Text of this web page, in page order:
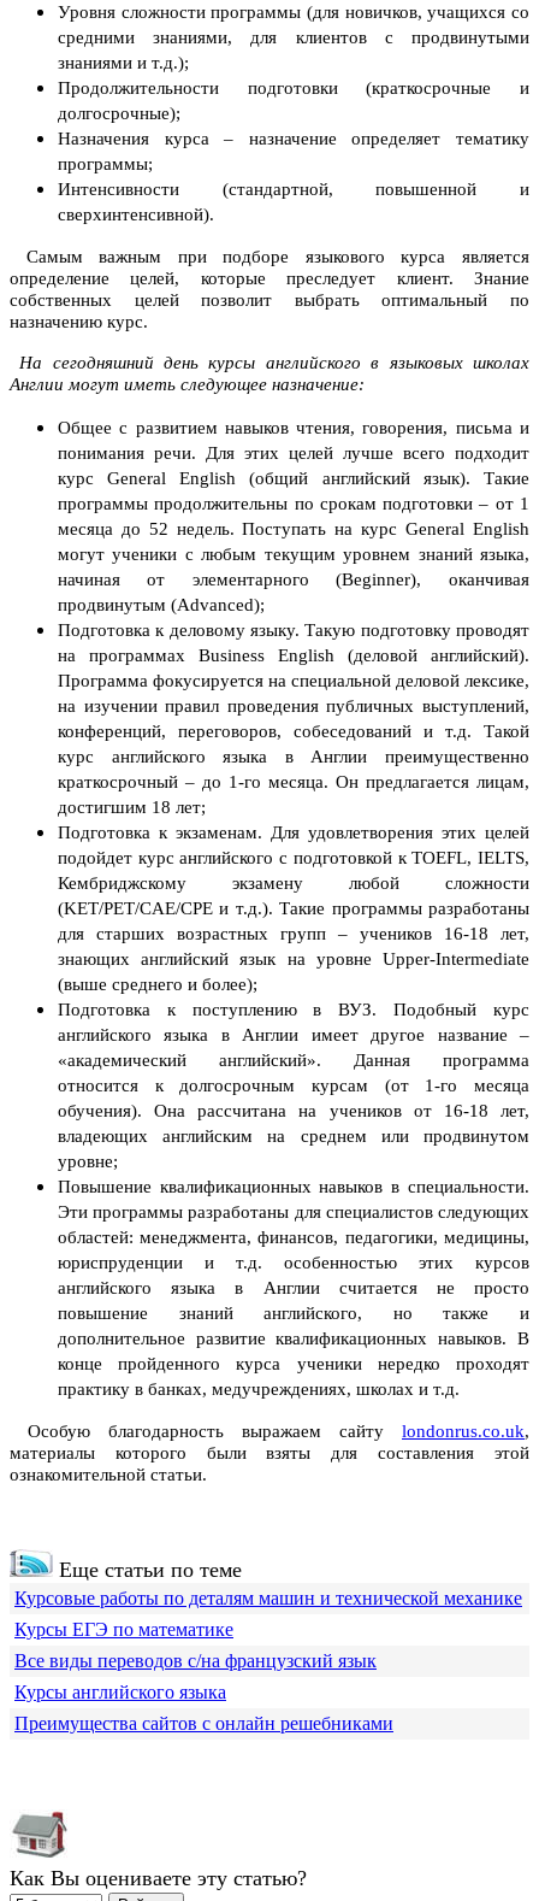
Уровня сложности программы (для новичков, учащихся со
средними знаниями, для клиентов с продвинутыми
знаниями и т.д.);
Продолжительности подготовки (краткосрочные и
долгосрочные);
Назначения курса – назначение определяет тематику
программы;
Интенсивности (стандартной, повышенной и
сверхинтенсивной).
Самым важным при подборе языкового курса является
определение целей, которые преследует клиент. Знание
собственных целей позволит выбрать оптимальный по
назначению курс.
На сегодняшний день курсы английского в языковых школах
Англии могут иметь следующее назначение:
Общее с развитием навыков чтения, говорения, письма и
понимания речи. Для этих целей лучше всего подходит
курс General English (общий английский язык). Такие
программы продолжительны по срокам подготовки – от 1
месяца до 52 недель. Поступать на курс General English
могут ученики с любым текущим уровнем знаний языка,
начиная от элементарного (Beginner), оканчивая
продвинутым (Advanced);
Подготовка к деловому языку. Такую подготовку проводят
на программах Business English (деловой английский).
Программа фокусируется на специальной деловой лексике,
на изучении правил проведения публичных выступлений,
конференций, переговоров, собеседований и т.д. Такой
курс английского языка в Англии преимущественно
краткосрочный – до 1-го месяца. Он предлагается лицам,
достигшим 18 лет;
Подготовка к экзаменам. Для удовлетворения этих целей
подойдет курс английского с подготовкой к TOEFL, IELTS,
Кембриджскому экзамену любой сложности
(KET/PET/CAE/CPE и т.д.). Такие программы разработаны
для старших возрастных групп – учеников 16-18 лет,
знающих английский язык на уровне Upper-Intermediate
(выше среднего и более);
Подготовка к поступлению в ВУЗ. Подобный курс
английского языка в Англии имеет другое название –
«академический английский». Данная программа
относится к долгосрочным курсам (от 1-го месяца
обучения). Она рассчитана на учеников от 16-18 лет,
владеющих английским на среднем или продвинутом
уровне;
Повышение квалификационных навыков в специальности.
Эти программы разработаны для специалистов следующих
областей: менеджмента, финансов, педагогики, медицины,
юриспруденции и т.д. особенностью этих курсов
английского языка в Англии считается не просто
повышение знаний английского, но также и
дополнительное развитие квалификационных навыков. В
конце пройденного курса ученики нередко проходят
практику в банках, медучреждениях, школах и т.д.
Особую благодарность выражаем сайту londonrus.co.uk,
материалы которого были взяты для составления этой
ознакомительной статьи.
Еще статьи по теме
Курсовые работы по деталям машин и технической механике
Курсы ЕГЭ по математике
Все виды переводов с/на французский язык
Курсы английского языка
Преимущества сайтов с онлайн решебниками
Как Вы оцениваете эту статью?